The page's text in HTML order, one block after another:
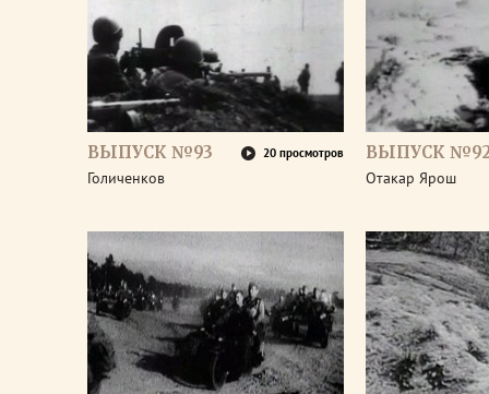
ВЫПУСК №93 20 просмотров
Голиченков
ВЫПУСК
Отакар Ярош